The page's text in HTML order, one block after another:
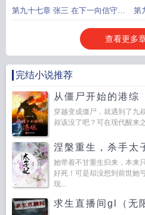
大威胁 老
第九十七章 张三 在下一向信守承 第
针
查看更多
完结小说推荐
从僵尸开始的港综
穿越变成僵尸，就遇到了九
叔该没了吧？可在现代醒来
涅槃重生，杀手太
她带着不甘重生归来，本来
好死！可是却没想到前世她
现...
求生直播间gl（无